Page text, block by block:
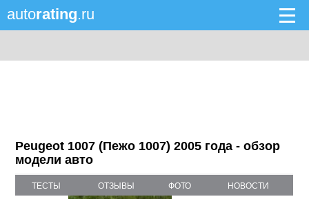
autorating.ru
Peugeot 1007 (Пежо 1007) 2005 года - обзор
модели авто
ТЕСТЫ ОТЗЫВЫ ФОТО НОВОСТИ